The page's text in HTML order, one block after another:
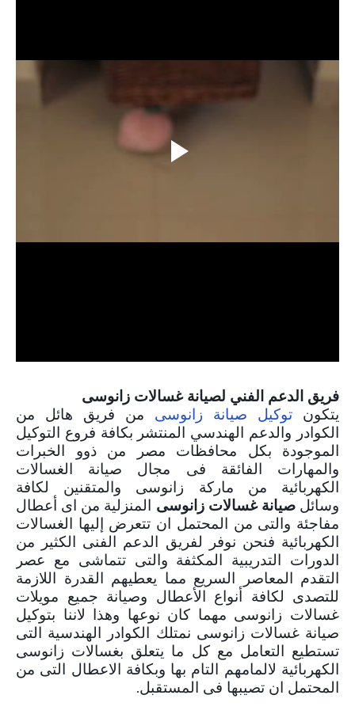
فريق الدعم الفني لصيانة غسالات زانوسى
يتكون توكيل صيانة زانوسى من فريق هائل من
الكوادر والدعم الهندسي المنتشر بكافة فروع التوكيل
الموجودة بكل محافظات مصر من ذوو الخبرات
والمهارات الفائقة فى مجال صيانة الغسالات
الكهربائية من ماركة زانوسى والمتقنين لكافة
وسائلصيانة غسالات زانوسى المنزلية من اى أعطال
مفاجئة والتى من المحتمل ان تتعرض إليها الغسالات
الكهربائية فنحن نوفر لفريق الدعم الفنى الكثير من
الدورات التدريبية المكثفة والتى تتماشى مع عصر
التقدم المعاصر السريع مما يعطيهم القدرة اللازمة
للتصدى لكافة أنواع الأعطال وصيانة جميع مويلات
غسالات زانوسى مهما كان نوعها وهذا لاننا بتوكيل
صيانة غسالات زانوسى نمتلك الكوادر الهندسية التى
تستطيع التعامل مع كل ما يتعلق بغسالات زانوسى
الكهربائية لالمامهم التام بها وبكافة الاعطال التى من
المحتمل ان تصيبها فى المستقبل.